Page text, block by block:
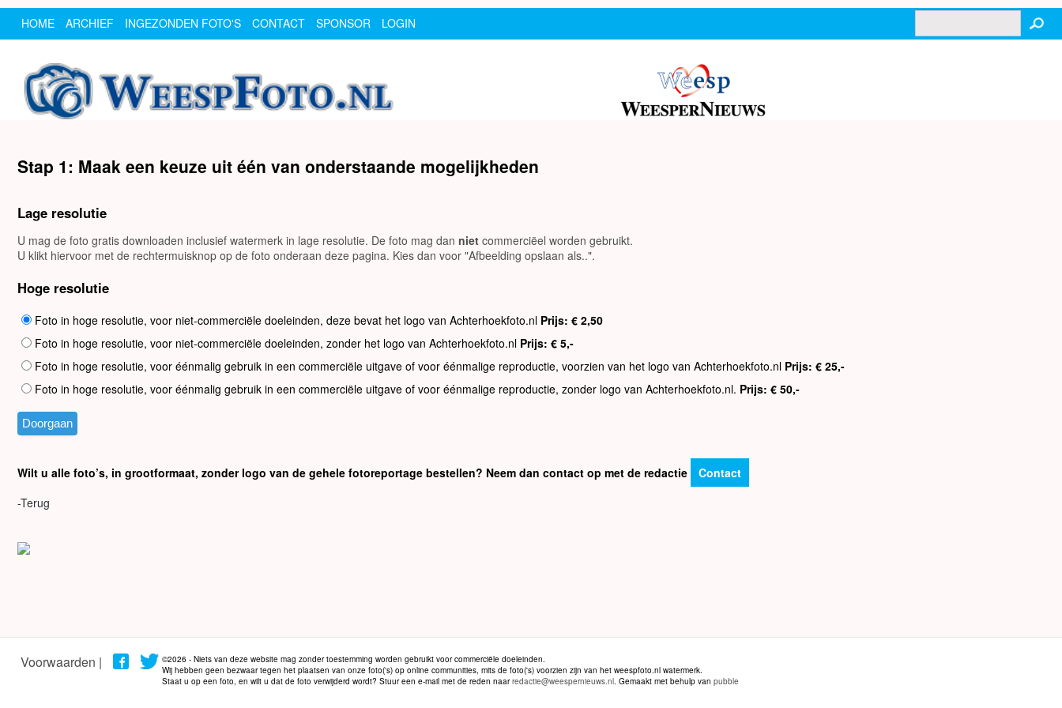
HOME ARCHIEF INGEZONDEN FOTO'S CONTACT SPONSOR LOGIN
Stap 1: Maak een keuze uit één van onderstaande mogelijkheden
Lage resolutie
U mag de foto gratis downloaden inclusief watermerk in lage resolutie. De foto mag dan niet commerciëel worden gebruikt.
U klikt hiervoor met de rechtermuisknop op de foto onderaan deze pagina. Kies dan voor "Afbeelding opslaan als..".
Hoge resolutie
Foto in hoge resolutie, voor niet-commerciële doeleinden, deze bevat het logo van Achterhoekfoto.nl Prijs: € 2,50
Foto in hoge resolutie, voor niet-commerciële doeleinden, zonder het logo van Achterhoekfoto.nl Prijs: € 5,-
Foto in hoge resolutie, voor éénmalig gebruik in een commerciële uitgave of voor éénmalige reproductie, voorzien van het logo van Achterhoekfoto.nl Prijs: € 25,-
Foto in hoge resolutie, voor éénmalig gebruik in een commerciële uitgave of voor éénmalige reproductie, zonder logo van Achterhoekfoto.nl. Prijs: € 50,-
Wilt u alle foto’s, in grootformaat, zonder logo van de gehele fotoreportage bestellen? Neem dan contact op met de redactie
Contact
-Terug
Voorwaarden |
©2026 - Niets van deze website mag zonder toestemming worden gebruikt voor commerciële doeleinden.
Wij hebben geen bezwaar tegen het plaatsen van onze foto('s) op online communities, mits de foto('s) voorzien zijn van het weespfoto.nl watermerk.
Staat u op een foto, en wilt u dat de foto verwijderd wordt? Stuur een e-mail met de reden naarredactie@weespernieuws.nl. Gemaakt met behulp vanpubble